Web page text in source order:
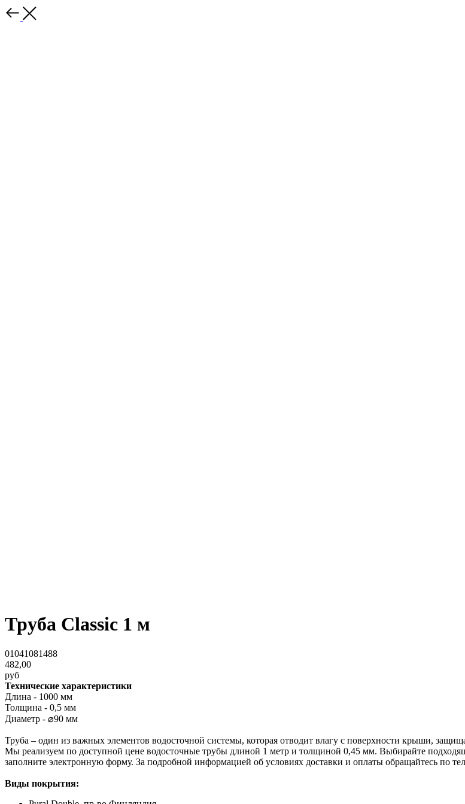
Труба Classic 1 м
01041081488
482,00
руб
Технические характеристики
Длина - 1000 мм
Толщина - 0,5 мм
Диаметр - ⌀90 мм
Труба – один из важных элементов водосточной системы, которая отводит влагу с поверхности крыши,
Мы реализуем по доступной цене водосточные трубы длиной 1 метр и толщиной 0,45 мм. Выбирайте
заполните электронную форму. За подробной информацией об условиях доставки и оплаты обращайтесь по
Виды покрытия: